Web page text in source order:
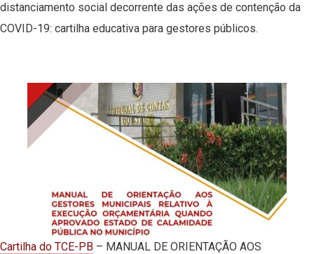
distanciamento social decorrente das ações de contenção da
COVID-19: cartilha educativa para gestores públicos.
Cartilha do TCE-PB – MANUAL DE ORIENTAÇÃO AOS